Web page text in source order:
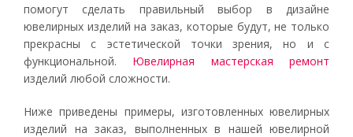
помогут сделать правильный выбор в дизайне
ювелирных изделий на заказ, которые будут, не только
прекрасны с эстетической точки зрения, но и с
функциональной. Ювелирная мастерская ремонт
изделий любой сложности.
Ниже приведены примеры, изготовленных ювелирных
изделий на заказ, выполненных в нашей ювелирной